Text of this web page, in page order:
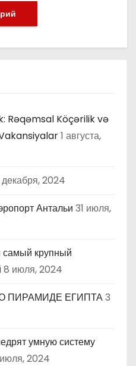
Rəqəmsal Köçərilik və
1 августа,
декабря, 2024
Антальи 31 июля,
самый крупный
8 июля, 2024
ПИРАМИДЕ ЕГИПТА3
умную систему
2024